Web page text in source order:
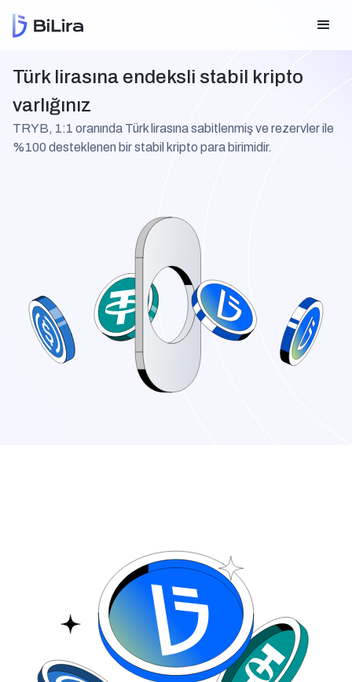
Türk lirasına endeksli stabil kripto
varlığınız
TRYB, 1:1 oranında Türk lirasına sabitlenmiş ve rezervler ile
%100 desteklenen bir stabil kripto para birimidir.